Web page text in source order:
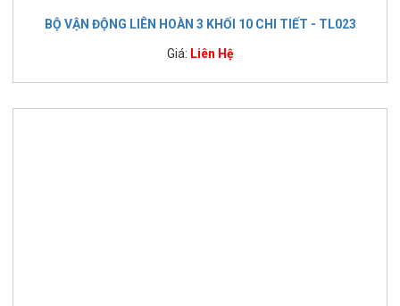
BỘ VẬN ĐỘNG LIÊN HOÀN 3 KHỐI 10 CHI TIẾT - TL023
Giá: Liên Hệ